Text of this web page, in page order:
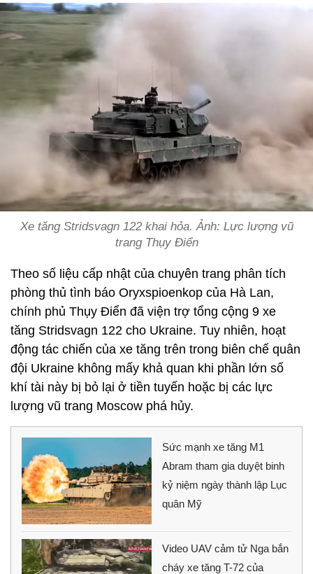
Xe tăng Stridsvagn 122 khai hỏa. Ảnh: Lực lượng vũ
trang Thụy Điển
Theo số liệu cấp nhật của chuyên trang phân tích
phòng thủ tình báo Oryxspioenkop của Hà Lan,
chính phủ Thụy Điển đã viện trợ tổng cộng 9 xe
tăng Stridsvagn 122 cho Ukraine. Tuy nhiên, hoạt
động tác chiến của xe tăng trên trong biên chế quân
đội Ukraine không mấy khả quan khi phần lớn số
khí tài này bị bỏ lại ở tiền tuyến hoặc bị các lực
lượng vũ trang Moscow phá hủy.
Sức mạnh xe tăng M1
Abram tham gia duyệt binh
kỷ niệm ngày thành lập Lục
quân Mỹ
Video UAV cảm tử Nga bắn
cháy xe tăng T-72 của